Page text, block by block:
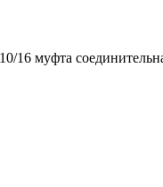
16 муфта